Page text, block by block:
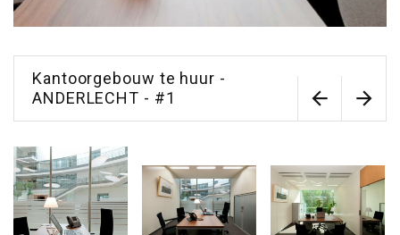
Kantoorgebouw te huur -
ANDERLECHT - #1